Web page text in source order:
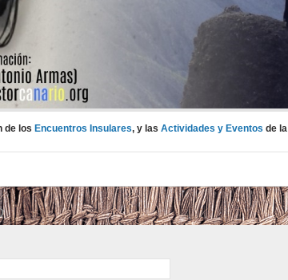
de los Encuentros Insulares, y las Actividades y Eventos de la